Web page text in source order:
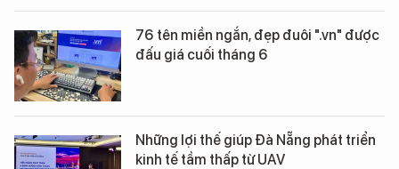
76 tên miền ngắn, đẹp đuôi ".vn" được
đấu giá cuối tháng 6
Những lợi thế giúp Đà Nẵng phát triển
kinh tế tầm thấp từ UAV